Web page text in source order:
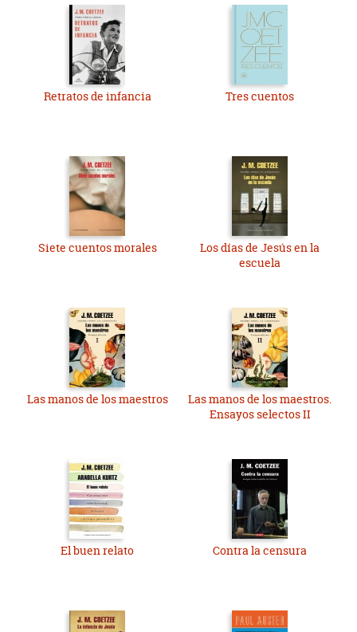
Retratos de infancia Tres cuentos
Siete cuentos morales
Los días de Jesús en la
escuela
Las manos de los maestros
Las manos de los maestros.
Ensayos selectos II
El buen relato Contra la censura